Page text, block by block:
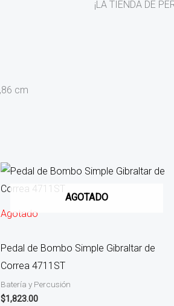
¡LA TIENDA DE
cm
AGOTADO
Agotado
Pedal de Bombo Simple Gibraltar de
Correa 4711ST
Batería y Percusión
$1,823.00